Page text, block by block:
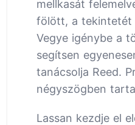
mellkasát
fölött, a tekintetét
Vegye igénybe a
segítsen
tanácsolja Reed.
négyszögben
Lassan kezdje el